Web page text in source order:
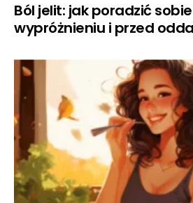
Ból jelit: jak poradzić
wypróżnieniu i przed